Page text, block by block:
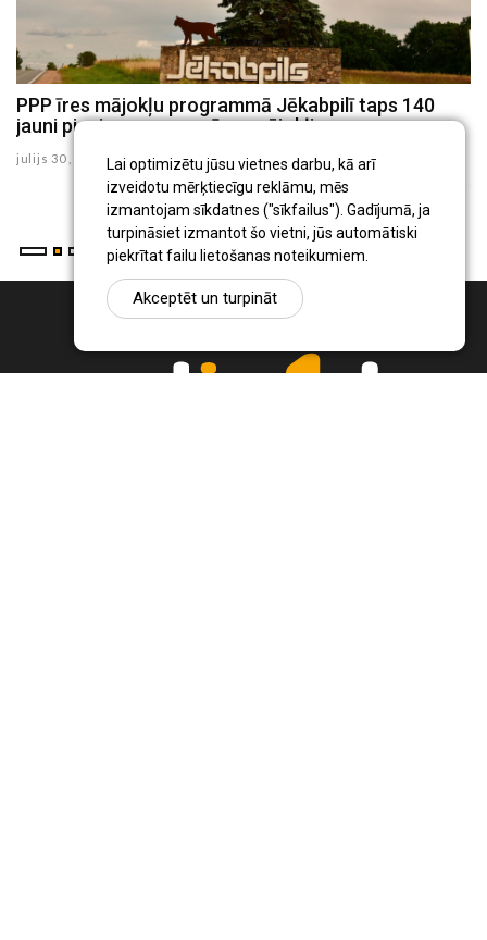
Lai optimizētu jūsu vietnes darbu, kā arī
izveidotu mērķtiecīgu reklāmu, mēs
izmantojam sīkdatnes ("sīkfailus"). Gadījumā, ja
turpināsiet izmantot šo vietni, jūs automātiski
piekrītat failu lietošanas noteikumiem.
Akceptēt un turpināt
PPP īres mājokļu programmā Jēkabpilī taps 140
jauni pieejamas cenas īres mājokļi
julijs 30 , 2026